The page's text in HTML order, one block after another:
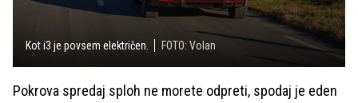
Kot i3 je povsem električen. FOTO: Volan
Pokrova spredaj sploh ne morete odpreti, spodaj je eden